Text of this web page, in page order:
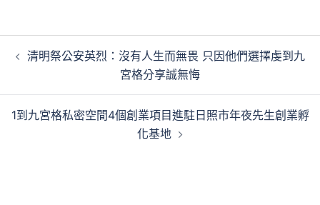
章
清明祭公安英烈：沒有人生而無畏 只因他們選擇虔到九
宮格分享誠無悔
1到九宮格私密空間4個創業項目進駐日照市年夜先生創業孵
化基地